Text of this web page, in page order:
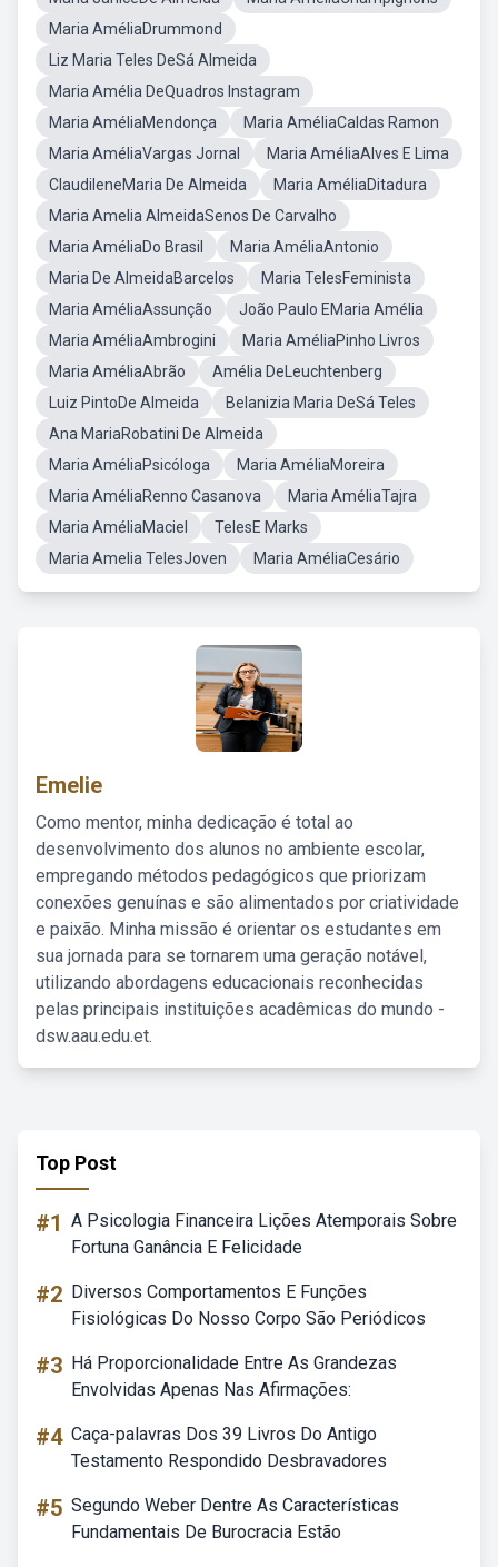
Maria AméliaDrummond
Liz Maria Teles DeSá Almeida
Maria Amélia DeQuadros Instagram
Maria AméliaMendonça
Maria AméliaCaldas Ramon
Maria AméliaVargas Jornal
Maria AméliaAlves E Lima
ClaudileneMaria De Almeida
Maria AméliaDitadura
Maria Amelia AlmeidaSenos De Carvalho
Maria AméliaDo Brasil
Maria AméliaAntonio
Maria De AlmeidaBarcelos
Maria TelesFeminista
Maria AméliaAssunção
João Paulo EMaria Amélia
Maria AméliaAmbrogini
Maria AméliaPinho Livros
Maria AméliaAbrão
Amélia DeLeuchtenberg
Luiz PintoDe Almeida
Belanizia Maria DeSá Teles
Ana MariaRobatini De Almeida
Maria AméliaPsicóloga
Maria AméliaMoreira
Maria AméliaRenno Casanova
Maria AméliaTajra
Maria AméliaMaciel
TelesE Marks
Maria Amelia TelesJoven
Maria AméliaCesário
Emelie
Como mentor, minha dedicação é total ao
desenvolvimento dos alunos no ambiente escolar,
empregando métodos pedagógicos que priorizam
conexões genuínas e são alimentados por criatividade
e paixão. Minha missão é orientar os estudantes em
sua jornada para se tornarem uma geração notável,
utilizando abordagens educacionais reconhecidas
pelas principais instituições acadêmicas do mundo -
dsw.aau.edu.et.
Top Post
#1 A Psicologia Financeira Lições Atemporais Sobre
Fortuna Ganância E Felicidade
#2 Diversos Comportamentos E Funções
Fisiológicas Do Nosso Corpo São Periódicos
#3 Há Proporcionalidade Entre As Grandezas
Envolvidas Apenas Nas Afirmações:
#4 Caça-palavras Dos 39 Livros Do Antigo
Testamento Respondido Desbravadores
#5 Segundo Weber Dentre As Características
Fundamentais De Burocracia Estão